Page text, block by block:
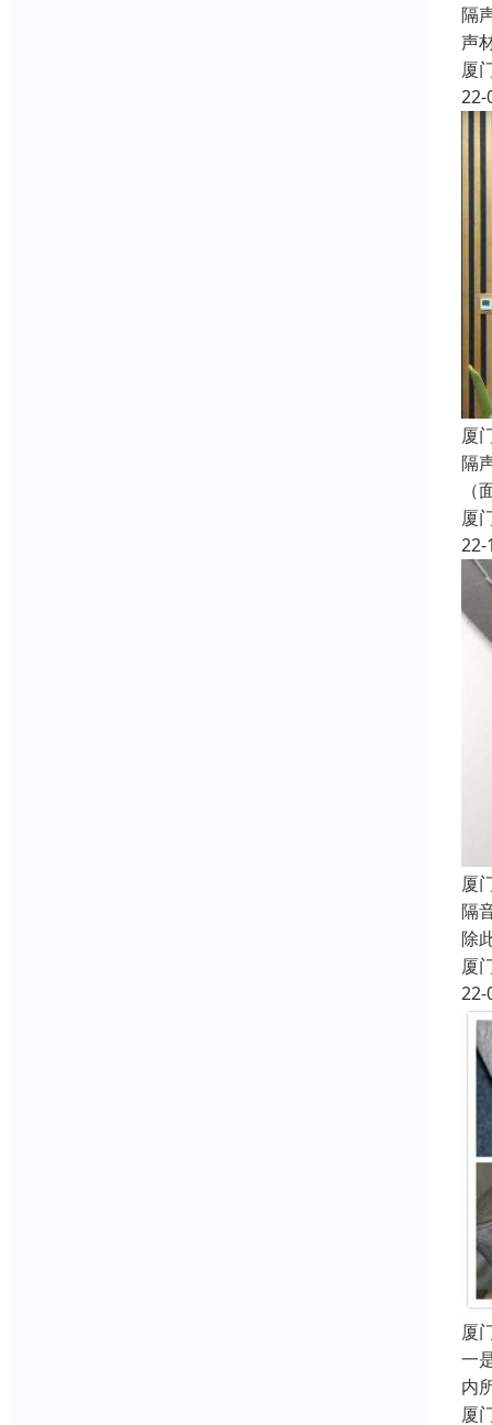
隔
声
厦
22-
厦
隔
厦
22-
厦
隔
除
厦
22-
厦
一
内
厦